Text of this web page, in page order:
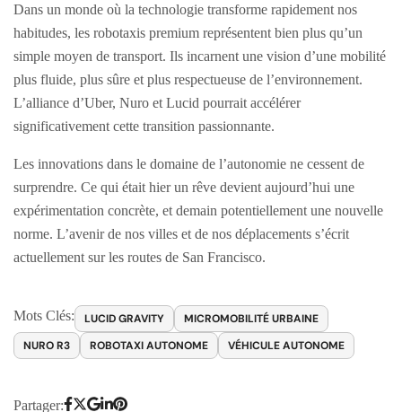
Dans un monde où la technologie transforme rapidement nos
habitudes, les robotaxis premium représentent bien plus qu’un
simple moyen de transport. Ils incarnent une vision d’une mobilité
plus fluide, plus sûre et plus respectueuse de l’environnement.
L’alliance d’Uber, Nuro et Lucid pourrait accélérer
significativement cette transition passionnante.
Les innovations dans le domaine de l’autonomie ne cessent de
surprendre. Ce qui était hier un rêve devient aujourd’hui une
expérimentation concrète, et demain potentiellement une nouvelle
norme. L’avenir de nos villes et de nos déplacements s’écrit
actuellement sur les routes de San Francisco.
Mots Clés: LUCID GRAVITY
MICROMOBILITÉ URBAINE
NURO R3
ROBOTAXI AUTONOME VÉHICULE AUTONOME
Partager: